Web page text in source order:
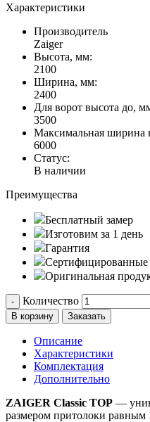
Характеристики
Производитель
Zaiger
Высота, мм:
2100
Ширина, мм:
2400
Для ворот высота до,
3500
Максимальная ширина
6000
Статус:
В наличии
Преимущества
Бесплатный замер
Изготовим за 1 день
Гарантия
Оригинальная
- Количество
В корзину
Заказать
Описание
Характеристики
Комплектация
Дополнительно
ZAIGER Classic TOP —
размером притолоки равным